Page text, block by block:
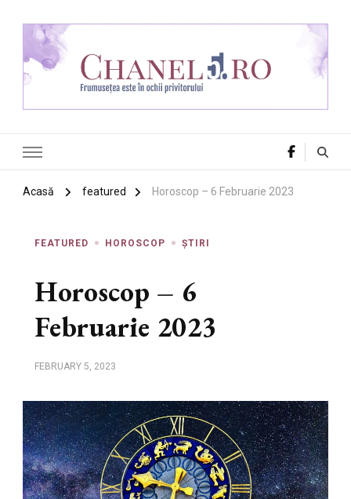
Acasă featured Horoscop – 6 Februarie 2023
FEATURED HOROSCOP ȘTIRI
Horoscop – 6
Februarie 2023
FEBRUARY 5, 2023